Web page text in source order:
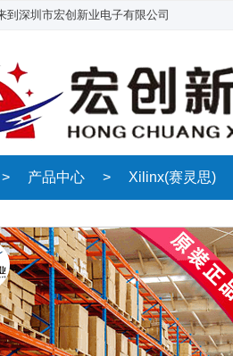
到深圳市宏创新业电子有限公司
> 产品中心 > Xilinx(赛灵思)